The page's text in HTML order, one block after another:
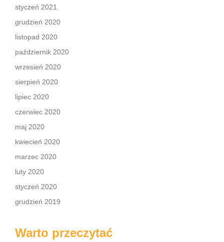
styczeń 2021
grudzień 2020
listopad 2020
październik 2020
wrzesień 2020
sierpień 2020
lipiec 2020
czerwiec 2020
maj 2020
kwiecień 2020
marzec 2020
luty 2020
styczeń 2020
grudzień 2019
Warto przeczytać